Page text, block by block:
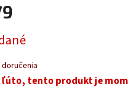
ľúto, tento produkt je